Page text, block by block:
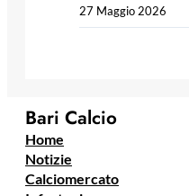
27 Maggio 2026
Bari Calcio
Home
Notizie
Calciomercato